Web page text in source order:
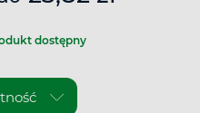
dostępny